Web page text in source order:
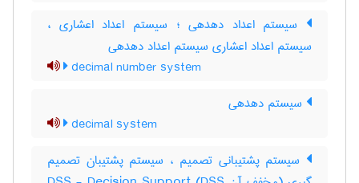
سیستم اعداد دهدهی ؛ سیستم اعداد اعشاری ،
سیستم اعداد اعشاری سیستم اعداد دهدهی
decimal number system
سیستم دهدهی
decimal system
سیستم پشتیبانی تصمیم ، سیستم پشتیبان تصمیم